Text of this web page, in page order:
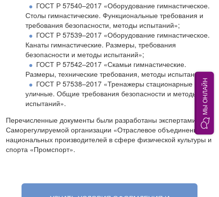
ГОСТ Р 57540–2017 «Оборудование гимнастическое.
Столы гимнастические. Функциональные требования и
требования безопасности, методы испытаний»;
ГОСТ Р 57539–2017 «Оборудование гимнастическое.
Канаты гимнастические. Размеры, требования
безопасности и методы испытаний»;
ГОСТ Р 57542–2017 «Скамьи гимнастические.
Размеры, технические требования, методы испытания»;
ГОСТ Р 57538–2017 «Тренажеры стационарные
уличные. Общие требования безопасности и методы
испытаний».
Перечисленные документы были разработаны экспертами
Саморегулируемой организации «Отраслевое объединение
национальных производителей в сфере физической культуры и
спорта «Промспорт».
МЫ ОНЛАЙН